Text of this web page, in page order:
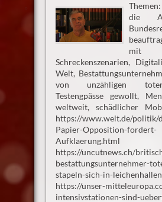
die
mit
Schreckenszenarien,
Welt,
von unzähligen
Testengpässe gewollt,
weltweit, schädlicher
https://www.welt.de/politik/
Papier-Opposition-fordert-
Aufklaerung.html
https://uncutnews.ch/
bestattungsunternehmer-
stapeln-sich-in-
https://unser-
intensivstationen-sind-